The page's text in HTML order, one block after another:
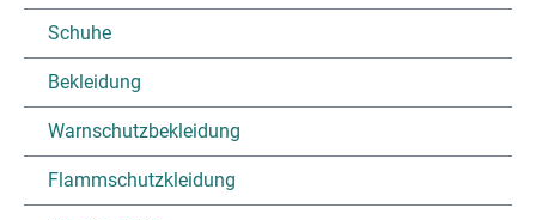
Schuhe
Bekleidung
Warnschutzbekleidung
Flammschutzkleidung